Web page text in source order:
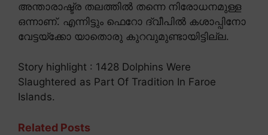
അന്താരാഷ്ട്ര തലത്തിൽ തന്നെ നിരോധനമുള്ള
ഒന്നാണ്. എന്നിട്ടും ഫെറോ ദ്വീപിൽ കശാപ്പിനോ
വേട്ടയ്ക്കോ യാതൊരു കുറവുമുണ്ടായിട്ടില്ല.
Story highlight : 1428 Dolphins Were
Slaughtered as Part Of Tradition In Faroe
Islands.
Related Posts